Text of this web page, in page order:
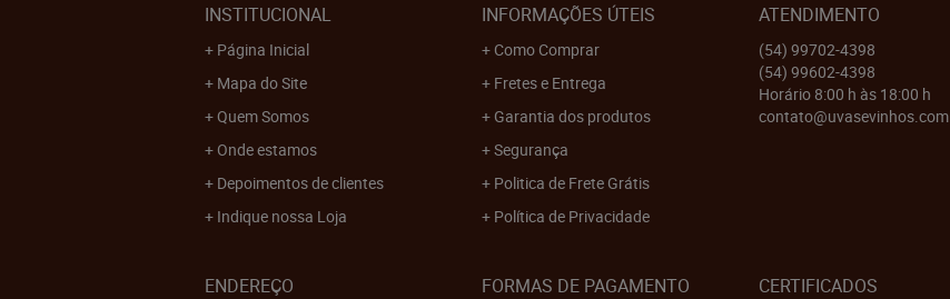
INSTITUCIONAL
Página Inicial
Mapa do Site
Quem Somos
Onde estamos
Depoimentos de clientes
Indique nossa Loja
INFORMAÇÕES ÚTEIS
Como Comprar
Fretes e Entrega
Garantia dos produtos
Segurança
Politica de Frete Grátis
Política de Privacidade
ATENDIMENTO
(54) 99702-4398
(54) 99602-4398
Horário 8:00 h às 18:00 h
contato@uvasevinhos.com
ENDEREÇO FORMAS DE PAGAMENTO CERTIFICADOS